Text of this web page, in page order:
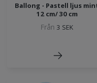
Ballong - Pastell ljus
12 cm/ 30 cm
Från 3 SEK